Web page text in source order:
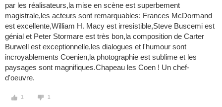
par les réalisateurs,la mise en scène est superbement
magistrale,les acteurs sont remarquables: Frances McDormand
est excellente,William H. Macy est irresistible,Steve Buscemi est
génial et Peter Stormare est très bon,la composition de Carter
Burwell est exceptionnelle,les dialogues et l'humour sont
incroyablements Coenien,la photographie est sublime et les
paysages sont magnifiques.Chapeau les Coen ! Un chef-
d'oeuvre.
1 1